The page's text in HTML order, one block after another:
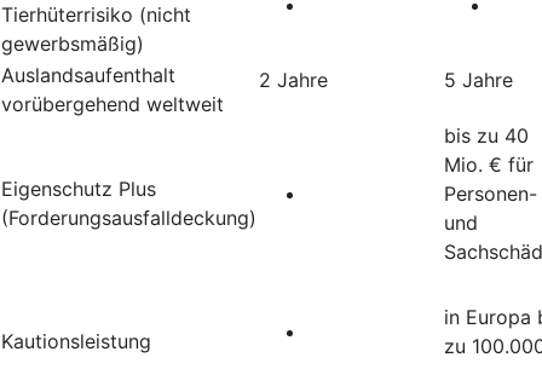
Tierhüterrisiko (nicht
gewerbsmäßig)
Auslandsaufenthalt
vorübergehend weltweit
2 Jahre 5 Jahre
Eigenschutz Plus
(Forderungsausfalldeckung)
bis zu 40
Mio. € für
Personen-
und
Kautionsleistung
in Europa
zu